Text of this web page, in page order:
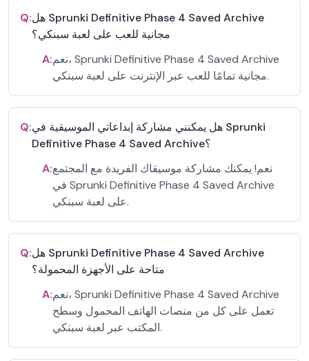
Q:هل Sprunki Definitive Phase 4 Saved Archive
مجانية للعب على لعبة سبنكي؟
A:نعم، Sprunki Definitive Phase 4 Saved Archive
مجانية تمامًا للعب عبر الإنترنت على لعبة سبنكي.
Q:هل يمكنني مشاركة إبداعاتي الموسيقية في Sprunki
Definitive Phase 4 Saved Archive؟
A:نعم! يمكنك مشاركة موسيقاك الفريدة مع المجتمع
في Sprunki Definitive Phase 4 Saved Archive
على لعبة سبنكي.
Q:هل Sprunki Definitive Phase 4 Saved Archive
متاحة على الأجهزة المحمولة؟
A:نعم، Sprunki Definitive Phase 4 Saved Archive
تعمل على كل من منصات الهاتف المحمول وسطح
المكتب عبر لعبة سبنكي.